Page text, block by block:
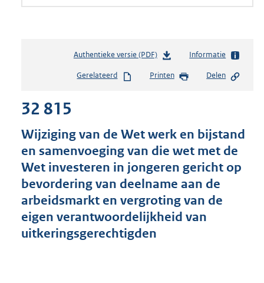
Authentieke versie (PDF)b
s
s
g
r
o
t
t
Informatie
Gerelateerd Printen Delen
32 815
Wijziging van de Wet werk en bijstand
en samenvoeging van die wet met de
Wet investeren in jongeren gericht op
bevordering van deelname aan de
arbeidsmarkt en vergroting van de
eigen verantwoordelijkheid van
uitkeringsgerechtigden